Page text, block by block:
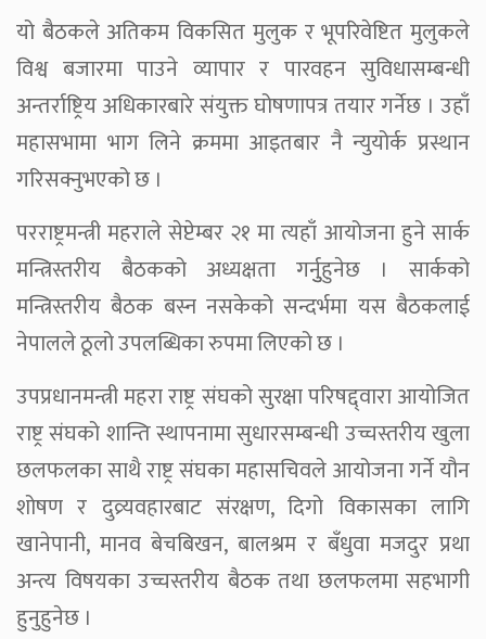
यो बैठकले अतिकम विकसित मुलुक र भूपरिवेष्टित मुलुकले
विश्व बजारमा पाउने व्यापार र पारवहन सुविधासम्बन्धी
अन्तर्राष्ट्रिय अधिकारबारे संयुक्त घोषणापत्र तयार गर्नेछ । उहाँ
महासभामा भाग लिने क्रममा आइतबार नै न्युयोर्क प्रस्थान
गरिसक्नुभएको छ ।
परराष्ट्रमन्त्री महराले सेप्टेम्बर २१ मा त्यहाँ आयोजना हुने सार्क
मन्त्रिस्तरीय बैठकको अध्यक्षता गर्नुुहुनेछ । सार्कको
मन्त्रिस्तरीय बैठक बस्न नसकेको सन्दर्भमा यस बैठकलाई
नेपालले ठूलो उपलब्धिका रुपमा लिएको छ ।
उपप्रधानमन्त्री महरा राष्ट्र संघको सुरक्षा परिषद्द्वारा आयोजित
राष्ट्र संघको शान्ति स्थापनामा सुधारसम्बन्धी उच्चस्तरीय खुला
छलफलका साथै राष्ट्र संघका महासचिवले आयोजना गर्ने यौन
शोषण र दुव्र्यवहारबाट संरक्षण, दिगो विकासका लागि
खानेपानी, मानव बेचबिखन, बालश्रम र बँधुवा मजदुर प्रथा
अन्त्य विषयका उच्चस्तरीय बैठक तथा छलफलमा सहभागी
हुनुहुनेछ ।